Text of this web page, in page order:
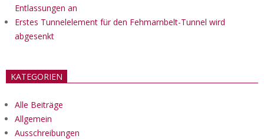
Entlassungen an
Erstes Tunnelelement für den Fehmarnbelt-Tunnel wird
abgesenkt
KATEGORIEN
Alle Beiträge
Allgemein
Ausschreibungen